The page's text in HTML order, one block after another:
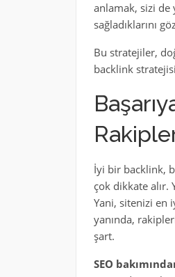
anlamak, sizi de
sağladıklarını
Bu stratejiler,
backlink
İyi bir backlink,
çok dikkate alır.
Yani, sitenizi en
yanında,
şart.
SEO